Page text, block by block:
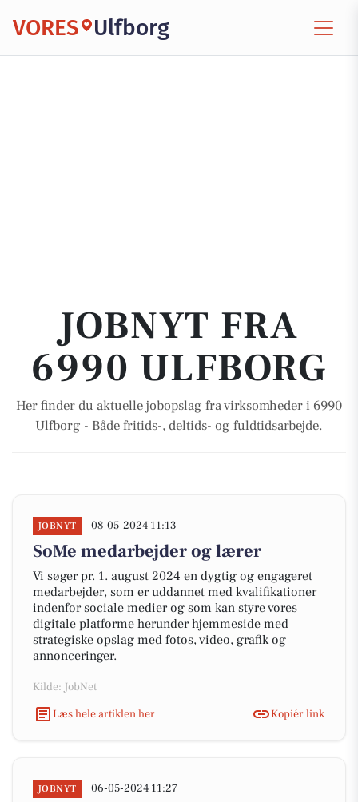
VORES Ulfborg
JOBNYT FRA
6990 ULFBORG
Her finder du aktuelle jobopslag fra virksomheder i 6990
Ulfborg - Både fritids-, deltids- og fuldtidsarbejde.
JOBNYT 08-05-2024 11:13
SoMe medarbejder og lærer
Vi søger pr. 1. august 2024 en dygtig og engageret
medarbejder, som er uddannet med kvalifikationer
indenfor sociale medier og som kan styre vores
digitale platforme herunder hjemmeside med
strategiske opslag med fotos, video, grafik og
annonceringer.
Kilde: JobNet
Læs hele artiklen her
Kopiér link
JOBNYT 06-05-2024 11:27